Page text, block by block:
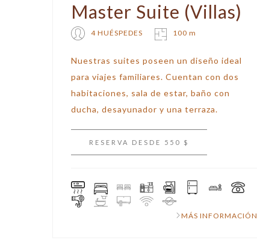
Master Suite (Villas)
4 HUÉSPEDES 100 m
Nuestras suites poseen un diseño ideal
para viajes familiares. Cuentan con dos
habitaciones, sala de estar, baño con
ducha, desayunador y una terraza.
RESERVA DESDE 550 $
MÁS INFORMACIÓN